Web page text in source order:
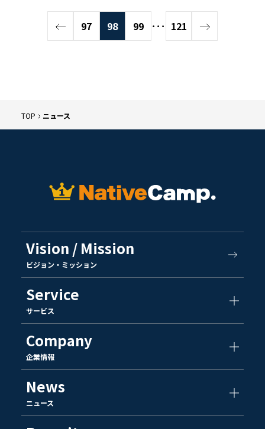
97 98 99 ･･･ 121
TOP ニュース
Vision / Mission
ビジョン・ミッション
Service
サービス
Company
企業情報
News
ニュース